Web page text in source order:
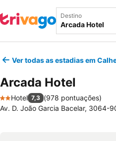
Destino
Ver todas as estadias em
Arcada Hotel
2 Estrelas
Hotel 7,3 (978 pontuações)
Av. D. João Garcia Bacelar, 3064-